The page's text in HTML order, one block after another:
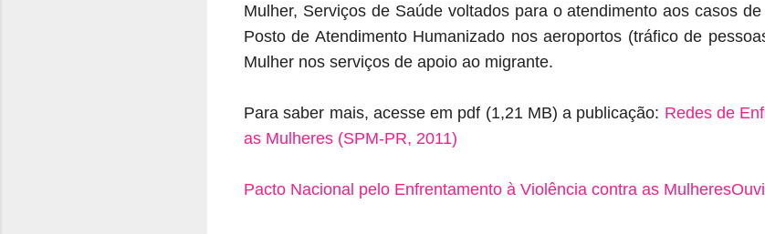
Mulher, Serviços de Saúde voltados para o atendimento aos casos
Posto de Atendimento Humanizado nos aeroportos (tráfico de
Mulher nos serviços de apoio ao migrante.
Para saber mais, acesse em pdf (1,21 MB) a publicação: Redes de
as Mulheres (SPM-PR, 2011)
Pacto Nacional pelo Enfrentamento à Violência contra as Mulheres